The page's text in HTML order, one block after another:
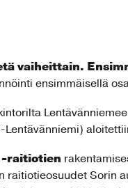
vaiheittain.
ensimmäisellä
-raitiotien
raitiotieosuudet Sorin